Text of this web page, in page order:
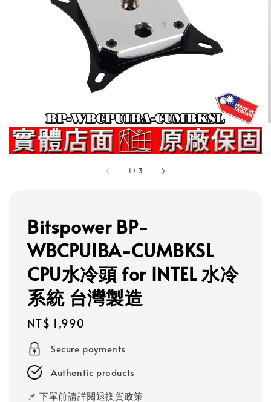
1 / 3
Bitspower BP-
WBCPUIBA-CUMBKSL
CPU水冷頭 for INTEL 水冷
系統 台灣製造
Regular
price
NT$ 1,990
Secure payments
Authentic products
📌 下單前請詳閱退換貨政策